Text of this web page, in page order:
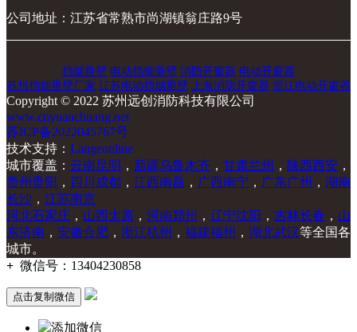
公司地址：江苏省常熟市尚湖镇翁庄路9号
挡烟垂壁 电动挡烟垂壁 消防开窗器 电动开窗器
苏州挡烟垂壁厂家 江苏电动挡烟垂壁 上海消防开窗器 浙江电动开窗器
Copyright © 2022 苏州远创消防科技有限公司
www.cnyuanchuang.net
苏ICP备2022045767号
技术支持： Langeonline
城市覆盖： 云南昆明 ， 新疆乌鲁木齐 ， 甘肃兰州 ， 陕西西安 ，
贵州贵阳 ， 四川成都 ， 江西南昌 ， 广西南宁 ， 广东广州 ， 湖南
长沙 ， 江苏南京
河北石家庄 ， 山西太原 ， 河南郑州 ， 辽宁沈阳 ， 吉林长春 ， 山
东济南 ， 安徽合肥 ， 浙江杭州 ， 福建福州 ， 湖北武汉等全国各
城市。
+ 微信号： 13404230858
点击复制微信
添加微信